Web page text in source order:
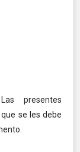
presentes
se les debe